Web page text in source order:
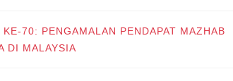
70: PENGAMALAN PENDAPAT MAZHAB
DI MALAYSIA